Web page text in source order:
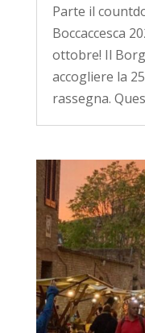
Parte il
Boccaccesca
ottobre! Il
accogliere la
rassegna.